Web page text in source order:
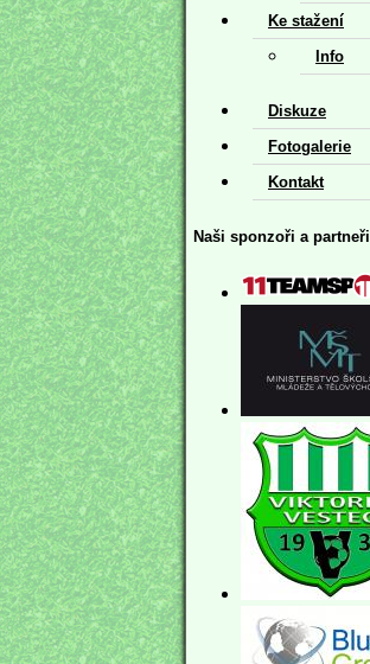
Ke stažení
Info
Diskuze
Fotogalerie
Kontakt
Naši sponzoři a partneři